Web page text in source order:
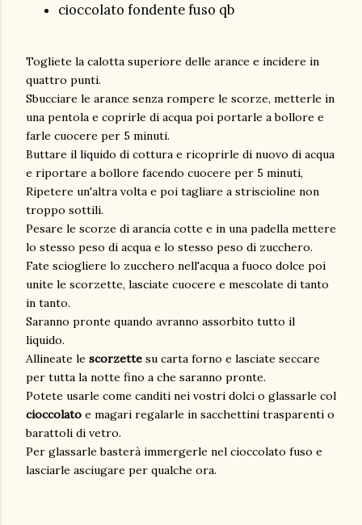
cioccolato fondente fuso qb
Togliete la calotta superiore delle arance e incidere in
quattro punti.
Sbucciare le arance senza rompere le scorze, metterle in
una pentola e coprirle di acqua poi portarle a bollore e
farle cuocere per 5 minuti.
Buttare il liquido di cottura e ricoprirle di nuovo di acqua
e riportare a bollore facendo cuocere per 5 minuti,
Ripetere un'altra volta e poi tagliare a striscioline non
troppo sottili.
Pesare le scorze di arancia cotte e in una padella mettere
lo stesso peso di acqua e lo stesso peso di zucchero.
Fate sciogliere lo zucchero nell'acqua a fuoco dolce poi
unite le scorzette, lasciate cuocere e mescolate di tanto
in tanto.
Saranno pronte quando avranno assorbito tutto il
liquido.
Allineate le scorzette su carta forno e lasciate seccare
per tutta la notte fino a che saranno pronte.
Potete usarle come canditi nei vostri dolci o glassarle col
cioccolato e magari regalarle in sacchettini trasparenti o
barattoli di vetro.
Per glassarle basterà immergerle nel cioccolato fuso e
lasciarle asciugare per qualche ora.